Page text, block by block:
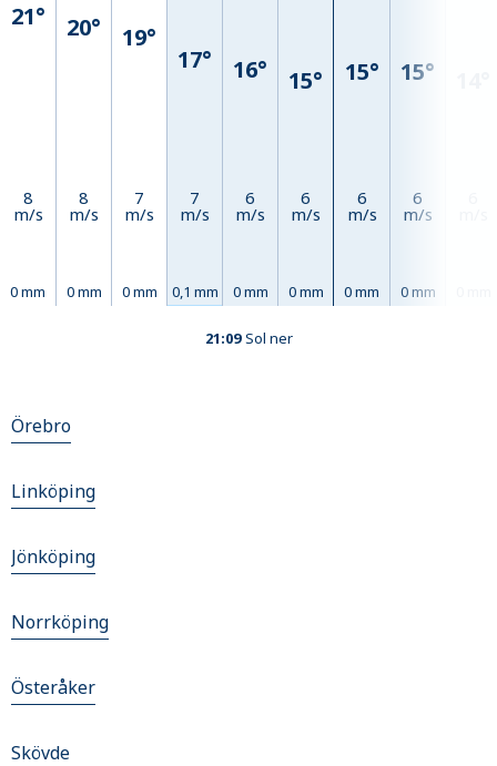
21°
8
m/s
0 mm
20°
8
m/s
0 mm
19°
7
m/s
0 mm
17°
7
m/s
0,1 mm
16°
6
m/s
0 mm
15°
6
m/s
0 mm
15°
6
m/s
0 mm
15°
6
m/s
0 mm
21:09 Sol ner
Örebro
Linköping
Jönköping
Norrköping
Österåker
Skövde